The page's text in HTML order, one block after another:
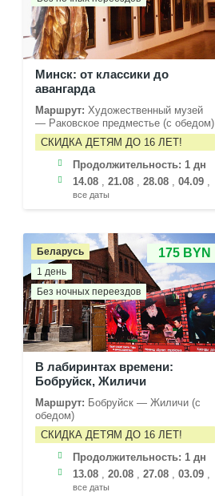
Минск: от классики до
авангарда
Маршрут: Художественный музей
— Раковское предместье (с обедом)
СКИДКА ДЕТЯМ ДО 16 ЛЕТ!
Продолжительность: 1 дн
14.08
21.08 28.08 04.09
все даты
175 BYN
Беларусь
1 день
Без ночных переездов
В лабиринтах времени:
Бобруйск, Жиличи
Маршрут: Бобруйск — Жиличи (с
обедом)
СКИДКА ДЕТЯМ ДО 16 ЛЕТ!
Продолжительность: 1 дн
13.08 , 20.08 , 27.08 , 03.09 ,
все даты